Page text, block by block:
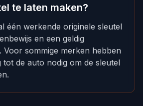
te laten maken?
één werkende originele sleutel
en een geldig
Voor sommige merken hebben
de auto nodig om de sleutel